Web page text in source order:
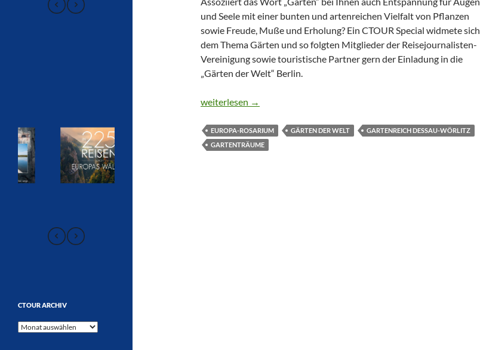
und Seele mit einer bunten und artenreichen Vielfalt von Pflanzen
sowie Freude, Muße und Erholung? Ein CTOUR Special widmete sich
dem Thema Gärten und so folgten Mitglieder der Reisejournalisten-
Vereinigung sowie touristische Partner gern der Einladung in die
„Gärten der Welt“ Berlin.
WO GARTENTRÄUME WAHR WERDEN
weiterlesen →
EUROPA-ROSARIUM GÄRTEN DER WELT
GARTENREICH DESSAU-WÖRLITZ
GARTENTRÄUME
CTOUR ARCHIV
CTOUR